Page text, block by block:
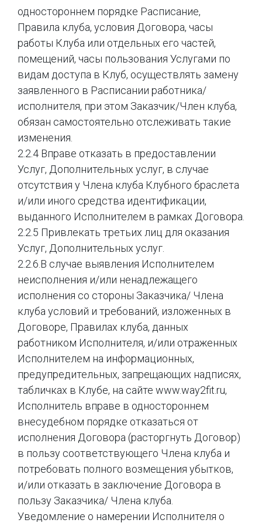
одностороннем порядке Расписание,
Правила клуба, условия Договора, часы
работы Клуба или отдельных его частей,
помещений, часы пользования Услугами по
видам доступа в Клуб, осуществлять замену
заявленного в Расписании работника/
исполнителя, при этом Заказчик/Член клуба,
обязан самостоятельно отслеживать такие
изменения.
2.2.4 Вправе отказать в предоставлении
Услуг, Дополнительных услуг, в случае
отсутствия у Члена клуба Клубного браслета
и/или иного средства идентификации,
выданного Исполнителем в рамках Договора.
2.2.5 Привлекать третьих лиц для оказания
Услуг, Дополнительных услуг.
2.2.6.В случае выявления Исполнителем
неисполнения и/или ненадлежащего
исполнения со стороны Заказчика/ Члена
клуба условий и требований, изложенных в
Договоре, Правилах клуба, данных
работником Исполнителя, и/или отраженных
Исполнителем на информационных,
предупредительных, запрещающих надписях,
табличках в Клубе, на сайте www.way2fit.ru,
Исполнитель вправе в одностороннем
внесудебном порядке отказаться от
исполнения Договора (расторгнуть Договор)
в пользу соответствующего Члена клуба и
потребовать полного возмещения убытков,
и/или отказать в заключение Договора в
пользу Заказчика/ Члена клуба.
Уведомление о намерении Исполнителя о